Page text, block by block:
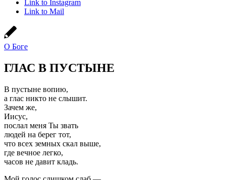
Link to Instagram
Link to Mail
О Боге
ГЛАС В ПУСТЫНЕ
В пустыне вопию,
а глас никто не слышит.
Зачем же,
Иисус,
послал меня Ты звать
людей на берег тот,
что всех земных скал выше,
где вечное легко,
часов не давит кладь.